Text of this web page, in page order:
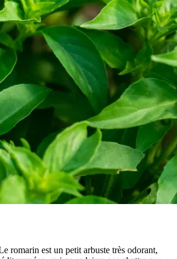
romarin est un petit arbuste très odorant,